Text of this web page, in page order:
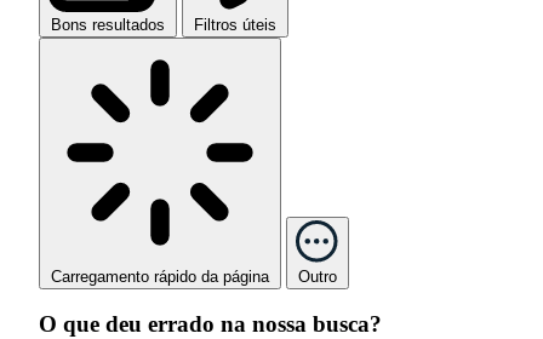
Bons resultados Filtros úteis
Carregamento rápido da página Outro
O que deu errado na nossa busca?